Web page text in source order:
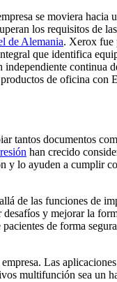
se moviera hacia
los requisitos de las
de Alemania. Xerox fue
que identifica
continua
de oficina
tantos documentos
han crecido
y lo ayuden a cumplir
de las funciones de
y mejorar la
de forma
Las
multifunción sea un